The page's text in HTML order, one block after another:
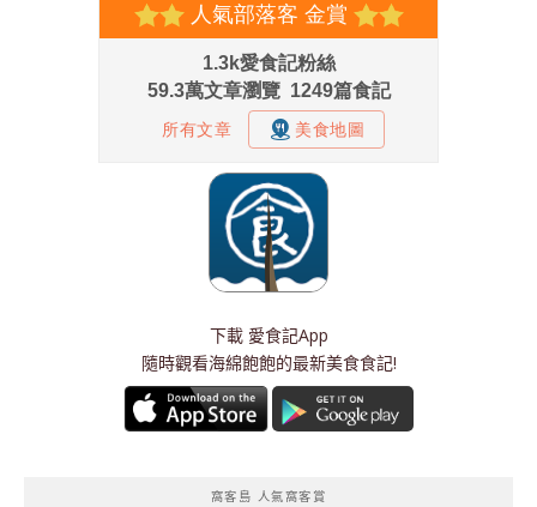
下載 愛食記App
隨時觀看海綿飽飽的最新美食食記!
窩客島 人氣窩客賞